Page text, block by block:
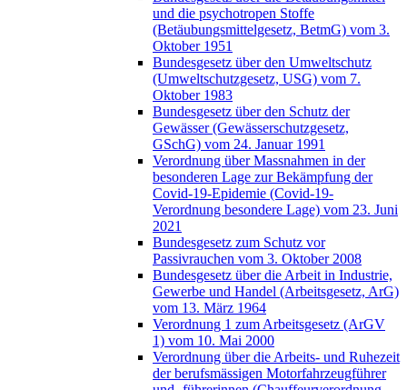
und die psychotropen Stoffe
(Betäubungsmittelgesetz, BetmG) vom 3.
Oktober 1951
Bundesgesetz über den Umweltschutz
(Umweltschutzgesetz, USG) vom 7.
Oktober 1983
Bundesgesetz über den Schutz der
Gewässer (Gewässerschutzgesetz,
GSchG) vom 24. Januar 1991
Verordnung über Massnahmen in der
besonderen Lage zur Bekämpfung der
Covid-19-Epidemie (Covid-19-
Verordnung besondere Lage) vom 23. Juni
2021
Bundesgesetz zum Schutz vor
Passivrauchen vom 3. Oktober 2008
Bundesgesetz über die Arbeit in Industrie,
Gewerbe und Handel (Arbeitsgesetz, ArG)
vom 13. März 1964
Verordnung 1 zum Arbeitsgesetz (ArGV
1) vom 10. Mai 2000
Verordnung über die Arbeits- und Ruhezeit
der berufsmässigen Motorfahrzeugführer